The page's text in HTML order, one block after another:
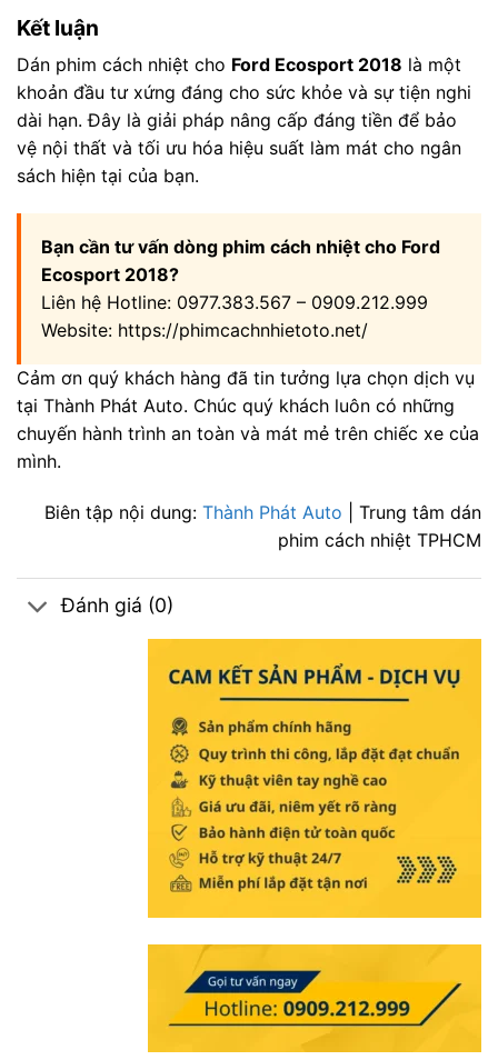
Kết luận
Dán phim cách nhiệt cho Ford Ecosport 2018 là một
khoản đầu tư xứng đáng cho sức khỏe và sự tiện nghi
dài hạn. Đây là giải pháp nâng cấp đáng tiền để bảo
vệ nội thất và tối ưu hóa hiệu suất làm mát cho ngân
sách hiện tại của bạn.
Bạn cần tư vấn dòng phim cách nhiệt cho Ford
Ecosport 2018?
Liên hệ Hotline: 0977.383.567 – 0909.212.999
Website: https://phimcachnhietoto.net/
Cảm ơn quý khách hàng đã tin tưởng lựa chọn dịch vụ
tại Thành Phát Auto. Chúc quý khách luôn có những
chuyến hành trình an toàn và mát mẻ trên chiếc xe của
mình.
Biên tập nội dung: Thành Phát Auto | Trung tâm dán
phim cách nhiệt TPHCM
Đánh giá (0)